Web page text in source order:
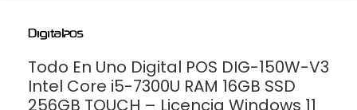
Todo En Uno Digital POS DIG-150W-V3
Intel Core i5-7300U RAM 16GB SSD
256GB TOUCH – Licencia Windows 11